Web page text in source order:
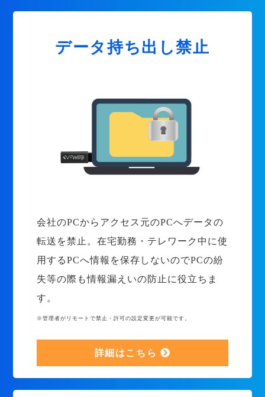
データ持ち出し禁止
会社のPCからアクセス元のPCへデータの
転送を禁止。在宅勤務・テレワーク中に使
用するPCへ情報を保存しないのでPCの紛
失等の際も情報漏えいの防止に役立ちま
す。
※管理者がリモートで禁止・許可の設定変更が可能です。
詳細はこちら